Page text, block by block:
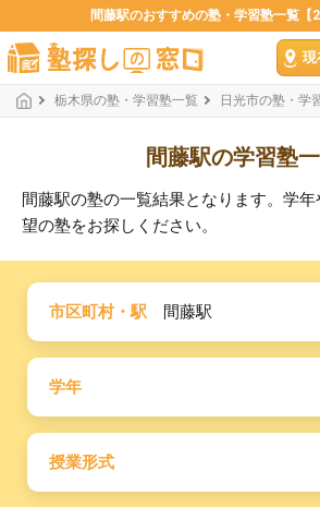
間藤駅のおすすめの塾・学習塾一覧【
現
栃木県の塾・学習塾一覧 日光市の塾・学
間藤駅の学習塾
間藤駅の塾の一覧結果となります。学
望の塾をお探しください。
市区町村・駅 間藤駅
学年
授業形式